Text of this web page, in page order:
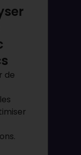
de